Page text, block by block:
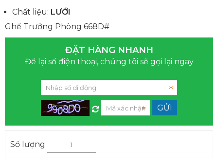
Chất liệu: LƯỚI
Ghế Trưởng Phòng 668D#
ĐẶT HÀNG NHANH
Để lại số điện thoại, chúng tôi sẽ gọi lại ngay
Số lượng